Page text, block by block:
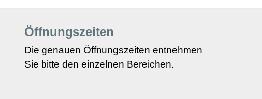
Öffnungszeiten
Die genauen Öffnungszeiten entnehmen
Sie bitte den einzelnen Bereichen.